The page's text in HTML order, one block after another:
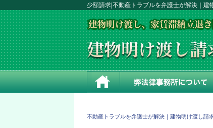
少額請求|不動産トラブルを弁護士が解決｜建
不動産トラブルを弁護士が解決｜建物明け渡し請